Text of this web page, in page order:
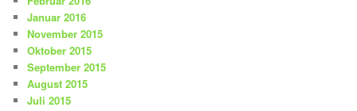
Januar 2016
November 2015
Oktober 2015
September 2015
August 2015
Juli 2015